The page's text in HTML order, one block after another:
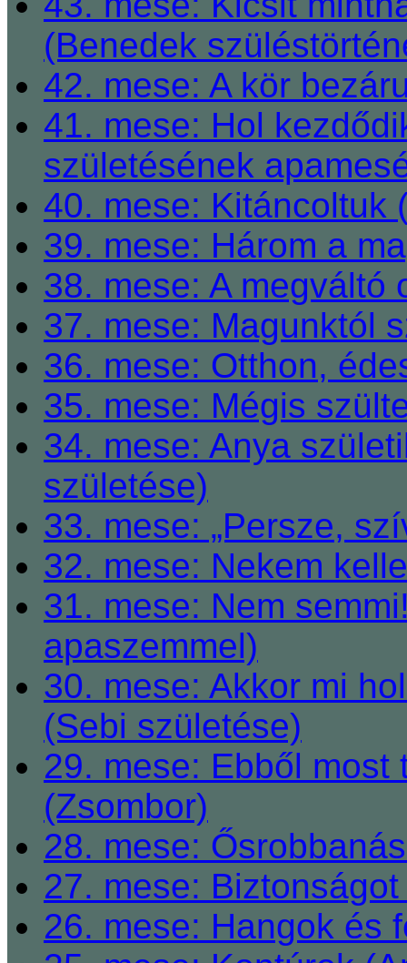
(Benedek
42. mese: A kör
41. mese: Hol
születésének
40. mese: Kitáncoltuk
39. mese: Három a
38. mese: A megváltó
37. mese: Magunktól
36. mese: Otthon,
35. mese: Mégis
34. mese: Anya
születése)
33. mese: „Persze,
32. mese: Nekem
31. mese: Nem
apaszemmel)
30. mese: Akkor mi
(Sebi születése)
29. mese: Ebből
(Zsombor)
28. mese:
27. mese:
26. mese: Hangok és